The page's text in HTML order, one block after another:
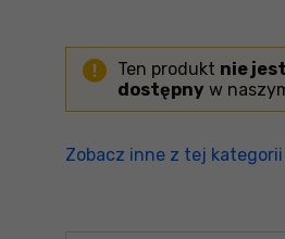
Ten produkt nie
dostępny w
Zobacz inne z tej kategorii